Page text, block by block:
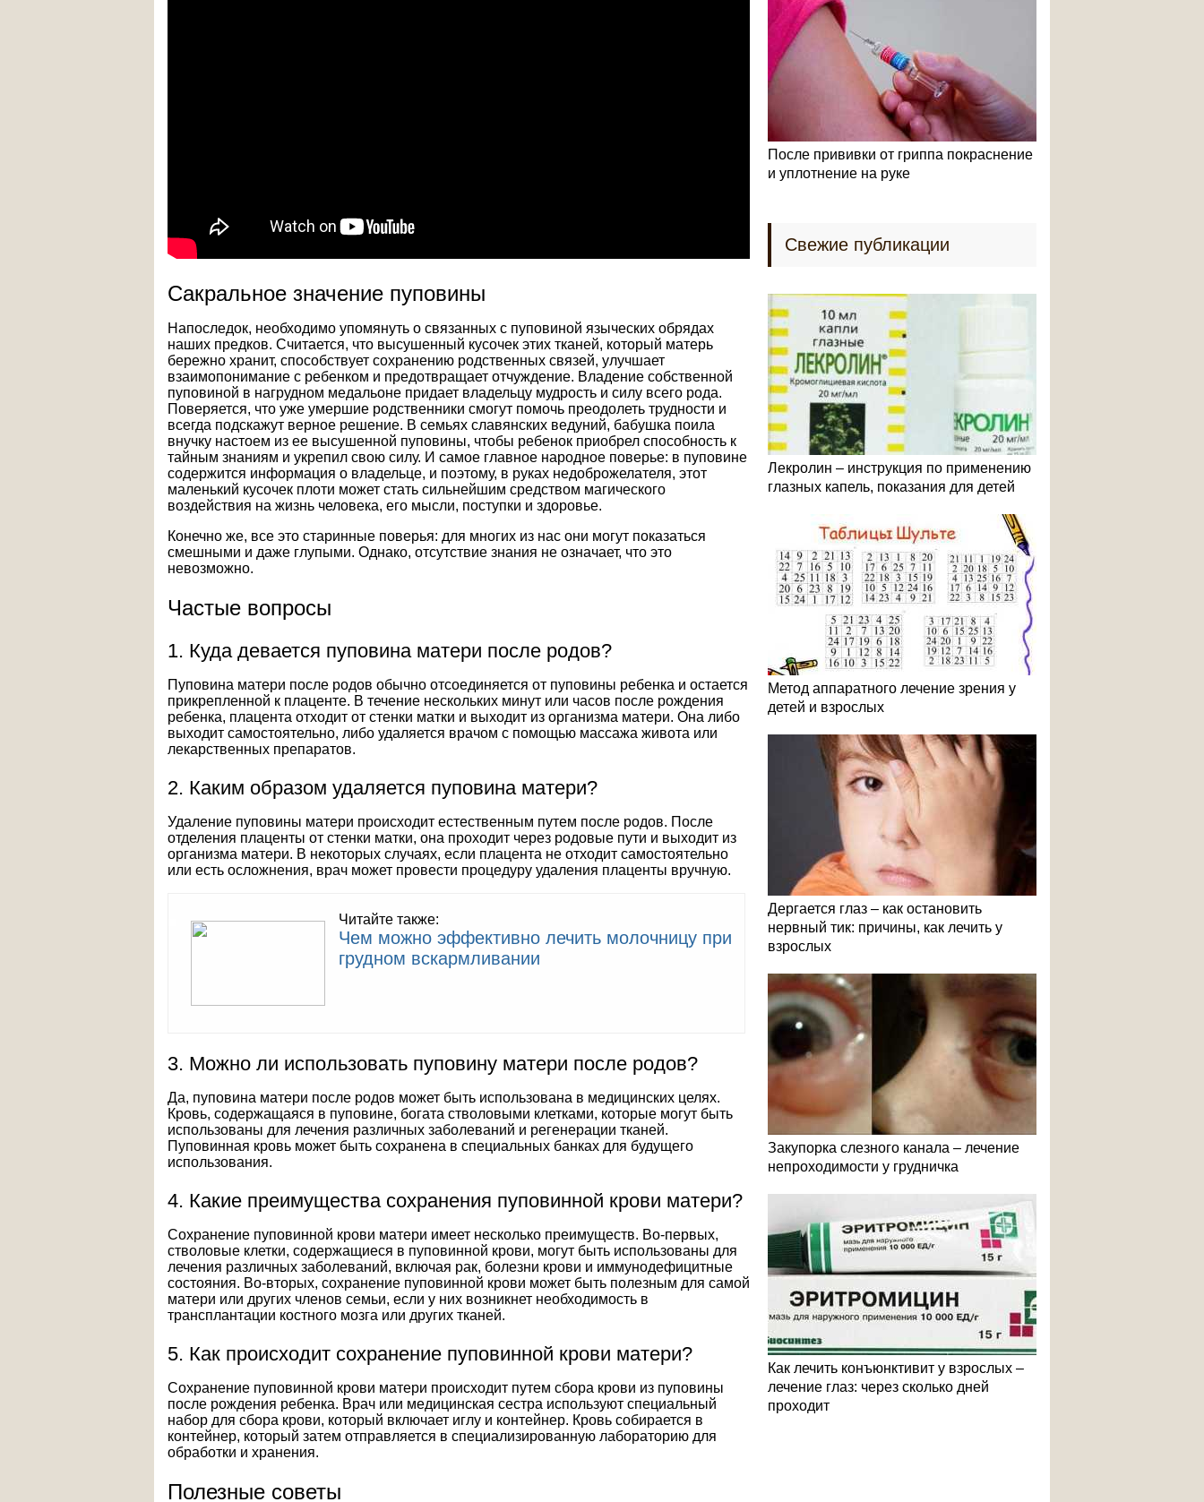
Сакральное значение пуповины
Напоследок, необходимо упомянуть о связанных с пуповиной языческих обрядах
наших предков. Считается, что высушенный кусочек этих тканей, который матерь
бережно хранит, способствует сохранению родственных связей, улучшает
взаимопонимание с ребенком и предотвращает отчуждение. Владение собственной
пуповиной в нагрудном медальоне придает владельцу мудрость и силу всего рода.
Поверяется, что уже умершие родственники смогут помочь преодолеть трудности и
всегда подскажут верное решение. В семьях славянских ведуний, бабушка поила
внучку настоем из ее высушенной пуповины, чтобы ребенок приобрел способность к
тайным знаниям и укрепил свою силу. И самое главное народное поверье: в пуповине
содержится информация о владельце, и поэтому, в руках недоброжелателя, этот
маленький кусочек плоти может стать сильнейшим средством магического
воздействия на жизнь человека, его мысли, поступки и здоровье.
Конечно же, все это старинные поверья: для многих из нас они могут показаться
смешными и даже глупыми. Однако, отсутствие знания не означает, что это
невозможно.
Частые вопросы
1. Куда девается пуповина матери после родов?
Пуповина матери после родов обычно отсоединяется от пуповины ребенка и остается
прикрепленной к плаценте. В течение нескольких минут или часов после рождения
ребенка, плацента отходит от стенки матки и выходит из организма матери. Она либо
выходит самостоятельно, либо удаляется врачом с помощью массажа живота или
лекарственных препаратов.
2. Каким образом удаляется пуповина матери?
Удаление пуповины матери происходит естественным путем после родов. После
отделения плаценты от стенки матки, она проходит через родовые пути и выходит из
организма матери. В некоторых случаях, если плацента не отходит самостоятельно
или есть осложнения, врач может провести процедуру удаления плаценты вручную.
Читайте также:
Чем можно эффективно лечить молочницу при
грудном вскармливании
3. Можно ли использовать пуповину матери после родов?
Да, пуповина матери после родов может быть использована в медицинских целях.
Кровь, содержащаяся в пуповине, богата стволовыми клетками, которые могут быть
использованы для лечения различных заболеваний и регенерации тканей.
Пуповинная кровь может быть сохранена в специальных банках для будущего
использования.
4. Какие преимущества сохранения пуповинной крови матери?
Сохранение пуповинной крови матери имеет несколько преимуществ. Во-первых,
стволовые клетки, содержащиеся в пуповинной крови, могут быть использованы для
лечения различных заболеваний, включая рак, болезни крови и иммунодефицитные
состояния. Во-вторых, сохранение пуповинной крови может быть полезным для самой
матери или других членов семьи, если у них возникнет необходимость в
трансплантации костного мозга или других тканей.
5. Как происходит сохранение пуповинной крови матери?
Сохранение пуповинной крови матери происходит путем сбора крови из пуповины
после рождения ребенка. Врач или медицинская сестра используют специальный
набор для сбора крови, который включает иглу и контейнер. Кровь собирается в
контейнер, который затем отправляется в специализированную лабораторию для
обработки и хранения.
Полезные советы
После прививки от гриппа покраснение
и уплотнение на руке
Свежие публикации
Лекролин – инструкция по применению
глазных капель, показания для детей
Метод аппаратного лечение зрения у
детей и взрослых
Дергается глаз – как остановить
нервный тик: причины, как лечить у
взрослых
Закупорка слезного канала – лечение
непроходимости у грудничка
Как лечить конъюнктивит у взрослых –
лечение глаз: через сколько дней
проходит